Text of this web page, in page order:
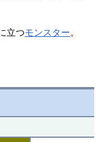
立つモンスター。